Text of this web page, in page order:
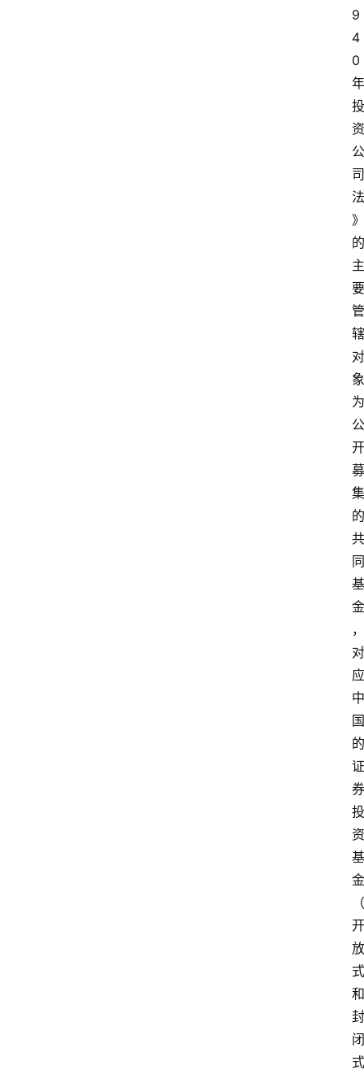
9
4
0
年
投
资
公
司
法
》
的
主
要
管
辖
对
象
为
公
开
募
集
的
共
同
基
金
，
对
应
中
国
的
证
券
投
资
基
金
（
开
放
式
和
封
闭
式